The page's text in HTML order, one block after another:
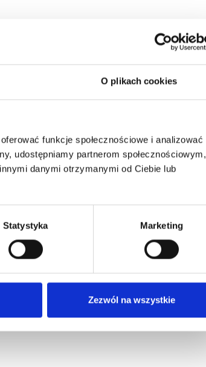
O plikach cookies
funkcje społecznościowe i analizować
udostępniamy partnerom społecznościowym,
danymi otrzymanymi od Ciebie lub
Statystyka Marketing
Zezwól na wszystkie